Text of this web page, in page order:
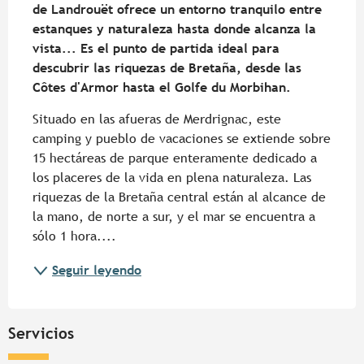
de Landrouët ofrece un entorno tranquilo entre
estanques y naturaleza hasta donde alcanza la
vista... Es el punto de partida ideal para
descubrir las riquezas de Bretaña, desde las
Côtes d'Armor hasta el Golfe du Morbihan.
Situado en las afueras de Merdrignac, este
camping y pueblo de vacaciones se extiende sobre
15 hectáreas de parque enteramente dedicado a
los placeres de la vida en plena naturaleza. Las
riquezas de la Bretaña central están al alcance de
la mano, de norte a sur, y el mar se encuentra a
sólo 1 hora....
Seguir leyendo
Servicios